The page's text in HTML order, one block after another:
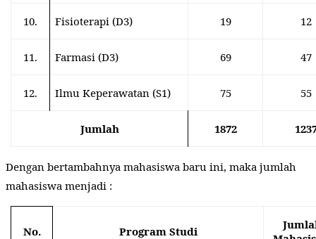
10. Fisioterapi (D3) 19 12
11. Farmasi (D3) 69 47
12. Ilmu Keperawatan (S1) 75 55
Jumlah 1872
Dengan bertambahnya mahasiswa baru ini, maka jumlah
mahasiswa menjadi :
No. Program Studi